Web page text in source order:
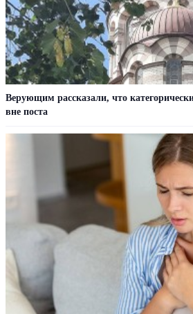
Верующим рассказали, что
вне поста